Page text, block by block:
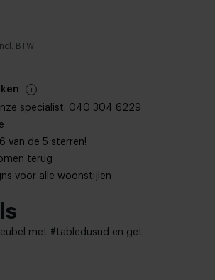
Incl. BTW
specialist: 040 304 6229
van de 5 sterren!
terug
voor alle woonstijlen
met #tabledusud en get